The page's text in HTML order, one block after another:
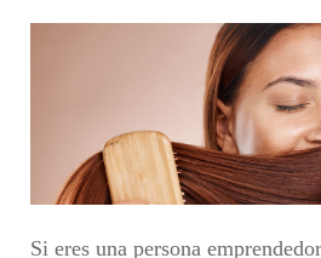
Si eres una persona